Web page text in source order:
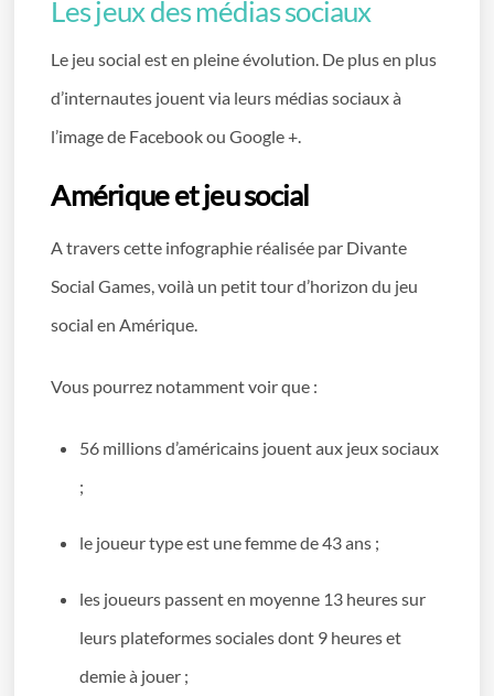
Les jeux des médias sociaux
Le jeu social est en pleine évolution. De plus en plus
d’internautes jouent via leurs médias sociaux à
l’image de Facebook ou Google +.
Amérique et jeu social
A travers cette infographie réalisée par Divante
Social Games, voilà un petit tour d’horizon du jeu
social en Amérique.
Vous pourrez notamment voir que :
56 millions d’américains jouent aux jeux sociaux
;
le joueur type est une femme de 43 ans ;
les joueurs passent en moyenne 13 heures sur
leurs plateformes sociales dont 9 heures et
demie à jouer ;